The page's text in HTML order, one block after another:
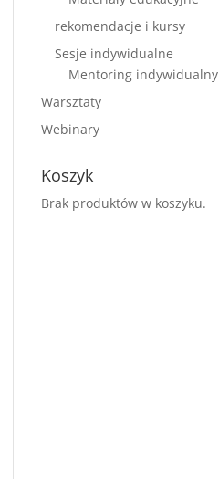
rekomendacje i kursy
Sesje indywidualne
Mentoring indywidualny
Warsztaty
Webinary
Koszyk
Brak produktów w koszyku.